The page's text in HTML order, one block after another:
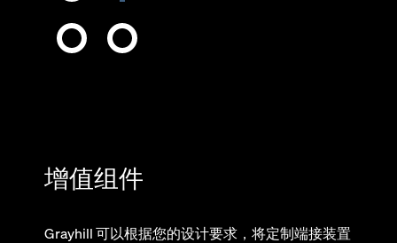
增值组件
Grayhill 可以根据您的设计要求，将定制端接装置